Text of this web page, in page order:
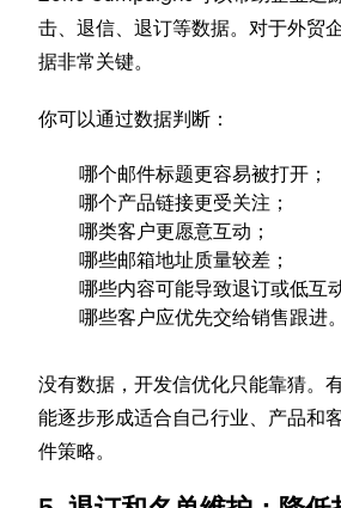
击、退信、退订等数据。对于外贸
据非常关键。
你可以通过数据判断：
哪个邮件标题更容易被打开；
哪个产品链接更受关注；
哪类客户更愿意互动；
哪些邮箱地址质量较差；
哪些内容可能导致退订或低互
哪些客户应优先交给销售跟进。
没有数据，开发信优化只能靠猜。
能逐步形成适合自己行业、产品和
件策略。